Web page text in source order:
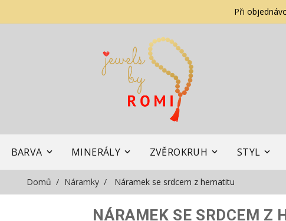
Při
BARVA MINERÁLY ZVĚROKRUH STYL
Domů Náramky Náramek se srdcem z hematitu
NÁRAMEK SE SRDCEM Z